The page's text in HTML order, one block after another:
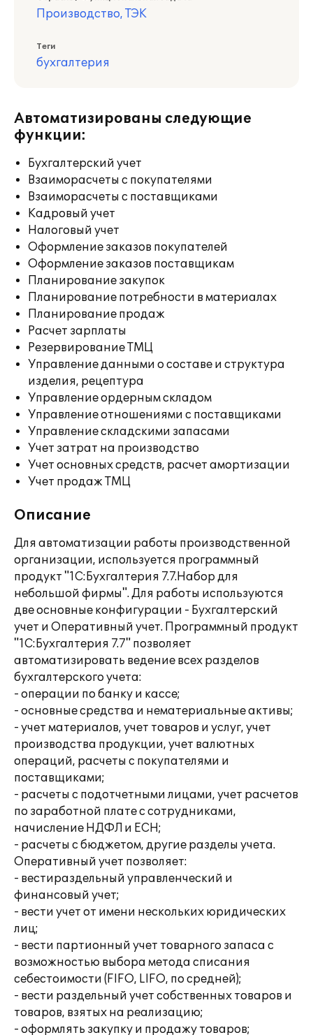
Производство, ТЭК
Теги
бухгалтерия
Автоматизированы следующие
функции:
Бухгалтерский учет
Взаиморасчеты с покупателями
Взаиморасчеты с поставщиками
Кадровый учет
Налоговый учет
Оформление заказов покупателей
Оформление заказов поставщикам
Планирование закупок
Планирование потребности в материалах
Планирование продаж
Расчет зарплаты
Резервирование ТМЦ
Управление данными о составе и структура
изделия, рецептура
Управление ордерным складом
Управление отношениями с поставщиками
Управление складскими запасами
Учет затрат на производство
Учет основных средств, расчет амортизации
Учет продаж ТМЦ
Описание
Для автоматизации работы производственной
организации, используется программный
продукт "1С:Бухгалтерия 7.7.Набор для
небольшой фирмы". Для работы используются
две основные конфигурации - Бухгалтерский
учет и Оперативный учет. Программный продукт
"1С:Бухгалтерия 7.7" позволяет
автоматизировать ведение всех разделов
бухгалтерского учета:
- операции по банку и кассе;
- основные средства и нематериальные активы;
- учет материалов, учет товаров и услуг, учет
производства продукции, учет валютных
операций, расчеты с покупателями и
поставщиками;
- расчеты с подотчетными лицами, учет расчетов
по заработной плате с сотрудниками,
начисление НДФЛ и ЕСН;
- расчеты с бюджетом, другие разделы учета.
Оперативный учет позволяет:
- вестираздельный управленческий и
финансовый учет;
- вести учет от имени нескольких юридических
лиц;
- вести партионный учет товарного запаса с
возможностью выбора метода списания
себестоимости (FIFO, LIFO, по средней);
- вести раздельный учет собственных товаров и
товаров, взятых на реализацию;
- оформлять закупку и продажу товаров;